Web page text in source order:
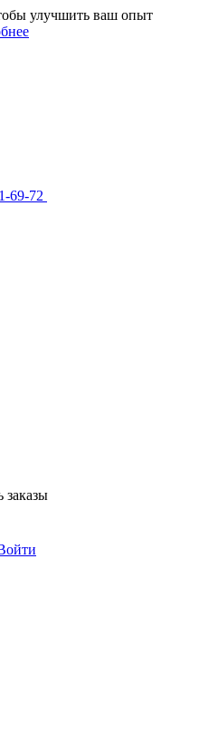
улучшить ваш опыт
69-72
заказы